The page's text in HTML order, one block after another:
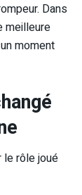
Dans
meilleure
moment
le rôle joué